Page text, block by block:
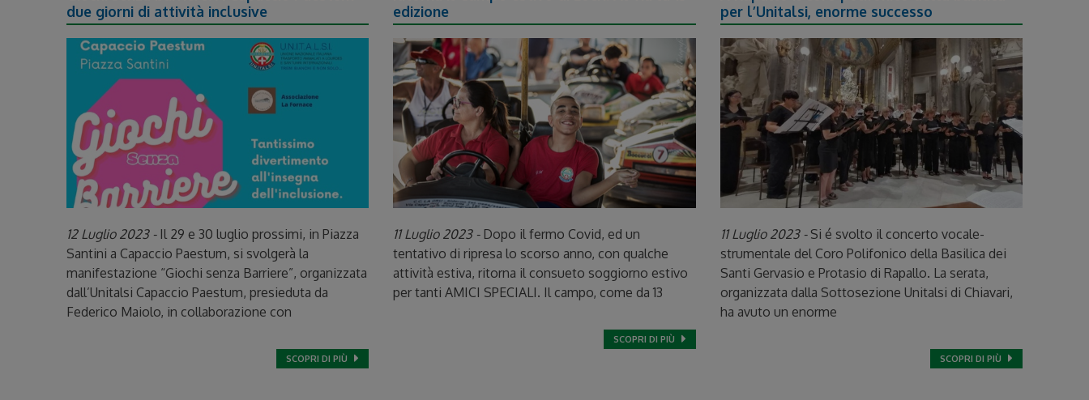
due giorni di attività inclusive
12 Luglio 2023 - Il 29 e 30 luglio prossimi, in Piazza
Santini a Capaccio Paestum, si svolgerà la
manifestazione “Giochi senza Barriere”, organizzata
dall’Unitalsi Capaccio Paestum, presieduta da
Federico Maiolo, in collaborazione con
SCOPRI DI PIÙ
edizione
11 Luglio 2023 - Dopo il fermo Covid, ed un
tentativo di ripresa lo scorso anno, con qualche
attività estiva, ritorna il consueto soggiorno estivo
per tanti AMICI SPECIALI. Il campo, come da 13
SCOPRI DI PIÙ
per l’Unitalsi, enorme successo
11 Luglio 2023 - Si é svolto il concerto vocale-
strumentale del Coro Polifonico della Basilica dei
Santi Gervasio e Protasio di Rapallo. La serata,
organizzata dalla Sottosezione Unitalsi di Chiavari,
ha avuto un enorme
SCOPRI DI PIÙ